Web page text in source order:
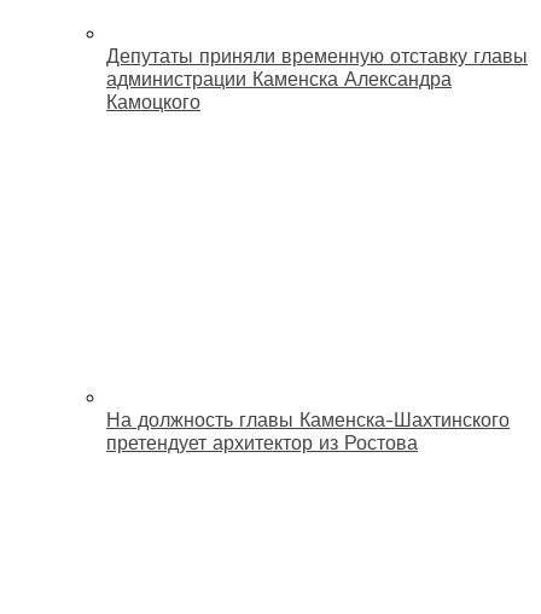
Депутаты приняли временную отставку главы
администрации Каменска Александра
Камоцкого
На должность главы Каменска-Шахтинского
претендует архитектор из Ростова